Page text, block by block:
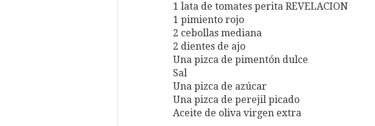
1 lata de tomates perita REVELACION
1 pimiento rojo
2 cebollas mediana
2 dientes de ajo
Una pizca de pimentón dulce
Sal
Una pizca de azúcar
Una pizca de perejil picado
Aceite de oliva virgen extra